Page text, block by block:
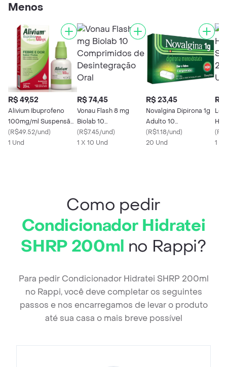
Menos
R$ 49,52
Alivium Ibuprofeno
100mg/ml Suspensão
de Uso Oral Frasco
Gotejador 20ml
(R$49.52/und)
1 Und
R$ 74,45
Vonau Flash 8 mg
Biolab 10
Comprimidos de
Desintegração Oral
(R$7.45/und)
1 X 10 Und
R$ 23,45
Novalgina Dipirona 1g
Adulto 10
Comprimidos
(R$1.18/und)
20 Und
R$
Und
(
1 X
Como pedir
Condicionador Hidratei
SHRP 200ml no Rappi?
Para pedir Condicionador Hidratei SHRP 200ml
no Rappi, você deve completar os seguintes
passos e nos encarregamos de levar o produto
até sua casa o mais breve possível